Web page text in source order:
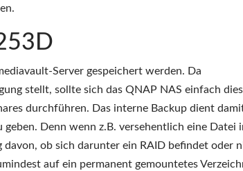
Server gespeichert werden. Da
stellt, sollte sich das QNAP NAS einfach
durchführen. Das interne Backup dient
Denn wenn z.B. versehentlich eine Datei
ob sich darunter ein RAID befindet oder
auf ein permanent gemountetes